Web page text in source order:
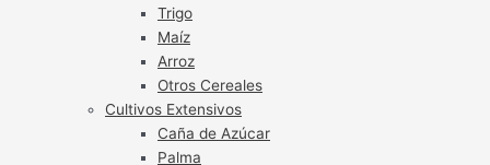
Trigo
Maíz
Arroz
Otros Cereales
Cultivos Extensivos
Caña de Azúcar
Palma